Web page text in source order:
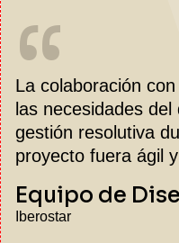
“
La colaboración
las necesidades
gestión resolutiva
proyecto fuera ágil
Equipo de
Iberostar